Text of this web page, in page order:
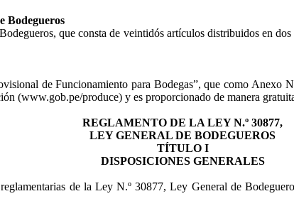
Bodegueros
que consta de veintidós artículos distribuidos en
de Funcionamiento para Bodegas”, que como Anexo
(www.gob.pe/produce) y es proporcionado de manera
REGLAMENTO DE LA LEY N.º 30877,
LEY GENERAL DE BODEGUEROS
TÍTULO I
DISPOSICIONES GENERALES
de la Ley N.º 30877, Ley General de